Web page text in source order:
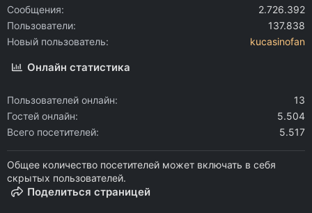
Сообщения
2.726.392
Пользователи
137.838
Новый пользователь
kucasinofan
Онлайн статистика
Пользователей онлайн
13
Гостей онлайн
5.504
Всего посетителей
5.517
Общее количество посетителей может включать в себя
скрытых пользователей.
Поделиться страницей